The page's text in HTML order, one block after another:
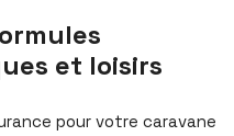
et loisirs
pour votre caravane